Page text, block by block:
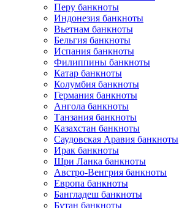
Перу банкноты
Индонезия банкноты
Вьетнам банкноты
Бельгия банкноты
Испания банкноты
Филиппины банкноты
Катар банкноты
Колумбия банкноты
Германия банкноты
Ангола банкноты
Танзания банкноты
Казахстан банкноты
Саудовская Аравия банкноты
Ирак банкноты
Шри Ланка банкноты
Австро-Венгрия банкноты
Европа банкноты
Бангладеш банкноты
Бутан банкноты